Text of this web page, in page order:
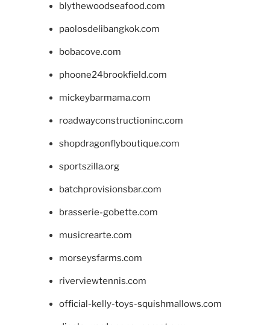
blythewoodseafood.com
paolosdelibangkok.com
bobacove.com
phoone24brookfield.com
mickeybarmama.com
roadwayconstructioninc.com
shopdragonflyboutique.com
sportszilla.org
batchprovisionsbar.com
brasserie-gobette.com
musicrearte.com
morseysfarms.com
riverviewtennis.com
official-kelly-toys-squishmallows.com